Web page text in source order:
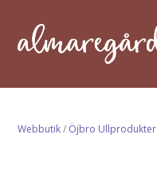
Webbutik/ Öjbro Ullprodukter